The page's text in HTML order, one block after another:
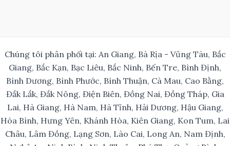
Chúng tôi phân phối tại: An Giang, Bà Rịa - Vũng Tàu, Bắc
Giang, Bắc Kạn, Bạc Liêu, Bắc Ninh, Bến Tre, Bình Định,
Bình Dương, Bình Phước, Bình Thuận, Cà Mau, Cao Bằng,
Đắk Lắk, Đắk Nông, Điện Biên, Đồng Nai, Đồng Tháp, Gia
Lai, Hà Giang, Hà Nam, Hà Tĩnh, Hải Dương, Hậu Giang,
Hòa Bình, Hưng Yên, Khánh Hòa, Kiên Giang, Kon Tum, Lai
Châu, Lâm Đồng, Lạng Sơn, Lào Cai, Long An, Nam Định,